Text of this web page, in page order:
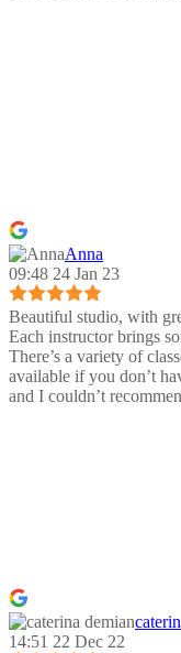
Anna
09:48 24 Jan 23
Beautiful studio, with
Each instructor brings
There’s a variety of
available if you don’t
and I couldn’t
14:51 22 Dec 22